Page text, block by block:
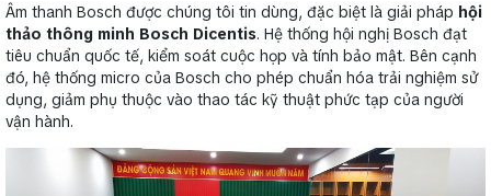
Âm thanh Bosch được chúng tôi tin dùng, đặc biệt là giải pháp hội
thảo thông minh Bosch Dicentis. Hệ thống hội nghị Bosch đạt
tiêu chuẩn quốc tế, kiểm soát cuộc họp và tính bảo mật. Bên cạnh
đó, hệ thống micro của Bosch cho phép chuẩn hóa trải nghiệm sử
dụng, giảm phụ thuộc vào thao tác kỹ thuật phức tạp của người
vận hành.